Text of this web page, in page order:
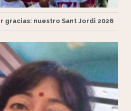
gracias: nuestro Sant Jordi 2026